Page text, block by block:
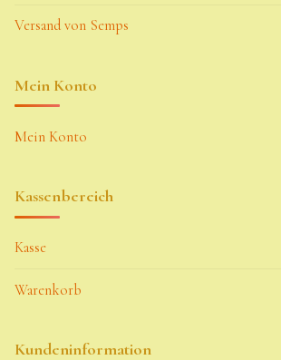
Versand von Semps
Mein Konto
Mein Konto
Kassenbereich
Kasse
Warenkorb
Kundeninformation